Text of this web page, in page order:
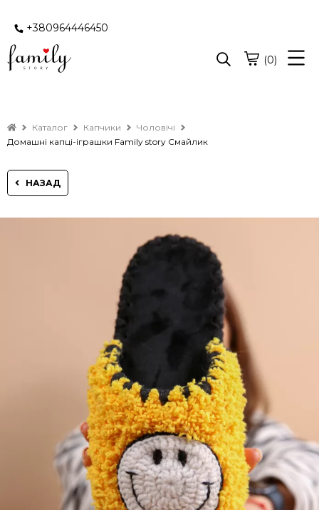
+380964446450
(0)
Каталог Капчики
Чоловічі
Домашні капці-іграшки Family story Смайлик
НАЗАД